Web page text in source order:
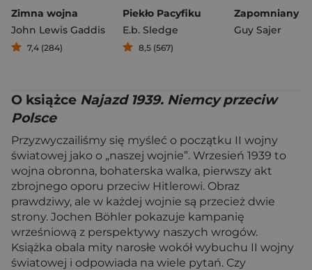
Zimna wojna
John Lewis Gaddis
7,4 (284)
Piekło Pacyfiku
E.b. Sledge
8,5 (567)
Guy Sajer
O książce Najazd 1939. Niemcy przeciw
Polsce
Przyzwyczailiśmy się myśleć o początku II wojny
światowej jako o „naszej wojnie”. Wrzesień 1939 to
wojna obronna, bohaterska walka, pierwszy akt
zbrojnego oporu przeciw Hitlerowi. Obraz
prawdziwy, ale w każdej wojnie są przecież dwie
strony. Jochen Böhler pokazuje kampanię
wrześniową z perspektywy naszych wrogów.
Książka obala mity narosłe wokół wybuchu II wojny
światowej i odpowiada na wiele pytań. Czy